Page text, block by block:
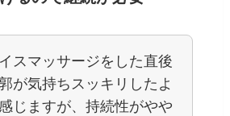
スマッサージをした直後
が気持ちスッキリしたよ
じますが、持続性がやや